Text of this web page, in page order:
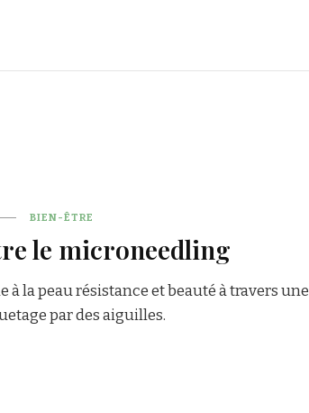
BIEN-ÊTRE
le microneedling
la peau résistance et beauté à travers une
par des aiguilles.